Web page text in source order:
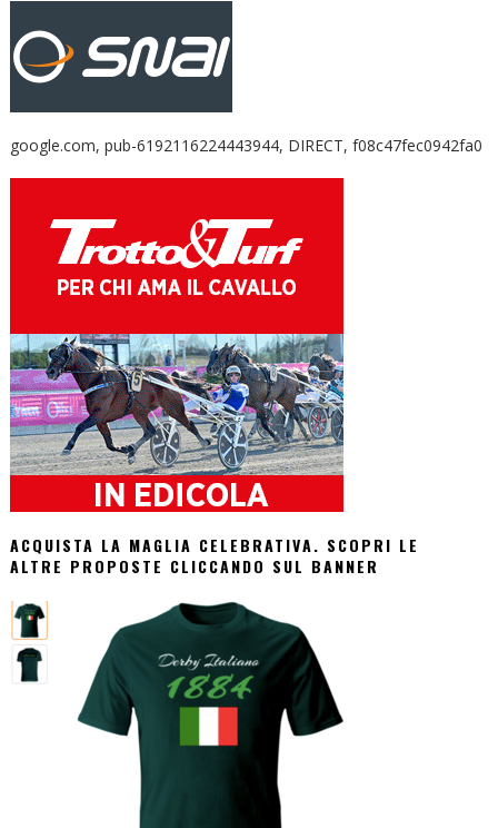
google.com, pub-6192116224443944, DIRECT, f08c47fec0942fa0
ACQUISTA LA MAGLIA CELEBRATIVA. SCOPRI LE
ALTRE PROPOSTE CLICCANDO SUL BANNER